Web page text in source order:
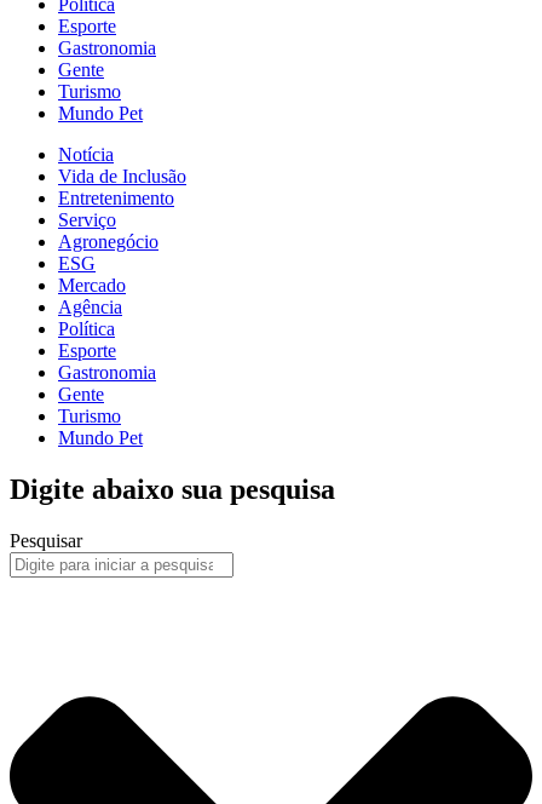
Política
Esporte
Gastronomia
Gente
Turismo
Mundo Pet
Notícia
Vida de Inclusão
Entretenimento
Serviço
Agronegócio
ESG
Mercado
Agência
Política
Esporte
Gastronomia
Gente
Turismo
Mundo Pet
Digite abaixo sua pesquisa
Pesquisar